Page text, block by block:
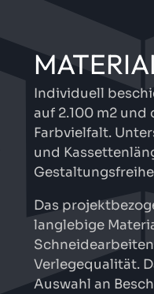
Individuell
auf 2.100 m2
Farbvielfalt.
und
Das
langlebige
Verlegequalität.
Auswahl an